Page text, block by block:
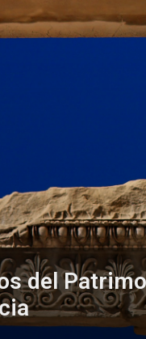
del